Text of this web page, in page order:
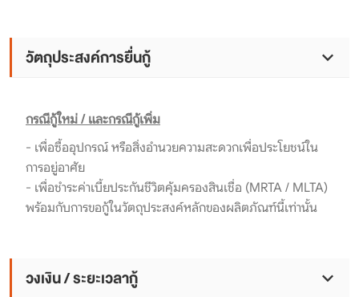
วัตถุประสงค์การยื่นกู้
กรณีกู้ใหม่ / และกรณีกู้เพิ่ม
- เพื่อซื้ออุปกรณ์ หรือสิ่งอำนวยความสะดวกเพื่อประโยชน์ใน
การอยู่อาศัย
- เพื่อชำระค่าเบี้ยประกันชีวิตคุ้มครองสินเชื่อ (MRTA / MLTA)
พร้อมกับการขอกู้ในวัตถุประสงค์หลักของผลิตภัณฑ์นี้เท่านั้น
วงเงิน / ระยะเวลากู้